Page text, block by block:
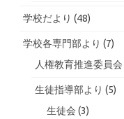
学校だより (48)
学校各専門部より (7)
人権教育推進委員会
生徒指導部より (5)
生徒会 (3)